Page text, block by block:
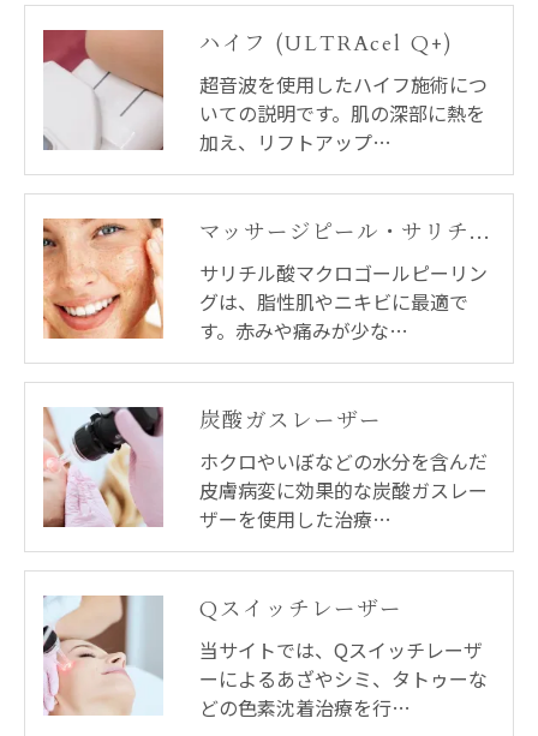
ハイフ (ULTRAcel Q+)
超音波を使用したハイフ施術につ
いての説明です。肌の深部に熱を
加え、リフトアップ…
マッサージピール・サリチル酸マクロゴールピーリング
サリチル酸マクロゴールピーリン
グは、脂性肌やニキビに最適で
す。赤みや痛みが少な…
炭酸ガスレーザー
ホクロやいぼなどの水分を含んだ
皮膚病変に効果的な炭酸ガスレー
ザーを使用した治療…
Qスイッチレーザー
当サイトでは、Qスイッチレーザ
ーによるあざやシミ、タトゥーな
どの色素沈着治療を行…